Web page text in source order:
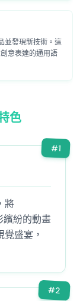
並發現新技術。這
意表達的通用語
色
#1
將
繽紛的動畫
盛宴，
#2